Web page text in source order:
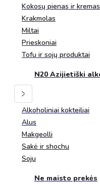
Kokosų pienas ir kremas
Krakmolas
Miltai
Prieskoniai
Tofu ir sojų produktai
N20 Azijietiški
Alkoholiniai kokteiliai
Alus
Makgeolli
Sakė ir shochu
Soju
Ne maisto prekės